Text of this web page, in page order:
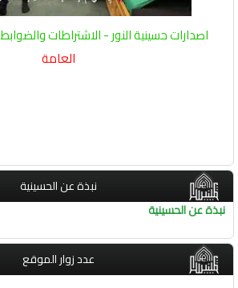
اصدارات حسينية النور - الاشتراطات والضوابط
العامة
نبذة عن الحسينية
نبذة عن الحسينية
عدد زوار الموقع